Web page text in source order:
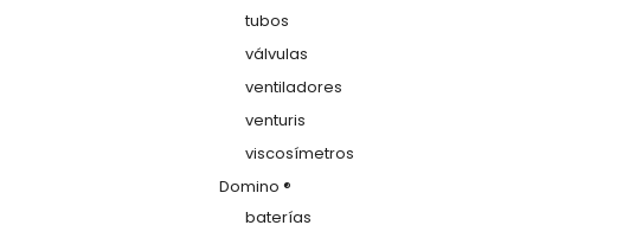
tubos
válvulas
ventiladores
venturis
viscosímetros
Domino ®
baterías